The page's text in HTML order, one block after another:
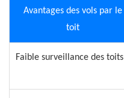
Avantages des vols par le
toit
Faible surveillance des toits